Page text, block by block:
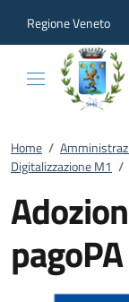
Regione Veneto
Home /
Digitalizzazione M1 /
pagoPA